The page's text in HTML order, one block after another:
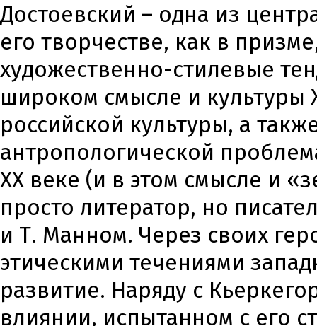
Достоевский – одна из
его творчестве, как в
художественно-стилевые
широком смысле и культуры
российской культуры, а
антропологической
XX веке (и в этом смысле и
просто литератор, но
и Т. Манном. Через своих
этическими течениями
развитие. Наряду с
влиянии, испытанном с его